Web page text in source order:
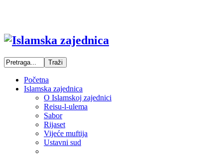
Početna
Islamska zajednica
O Islamskoj zajednici
Reisu-l-ulema
Sabor
Rijaset
Vijeće muftija
Ustavni sud